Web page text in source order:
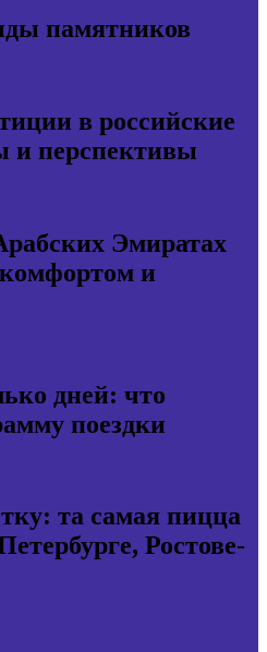
памятников
в российские
и перспективы
Эмиратах
и
дней: что
поездки
та самая пицца
Ростове-